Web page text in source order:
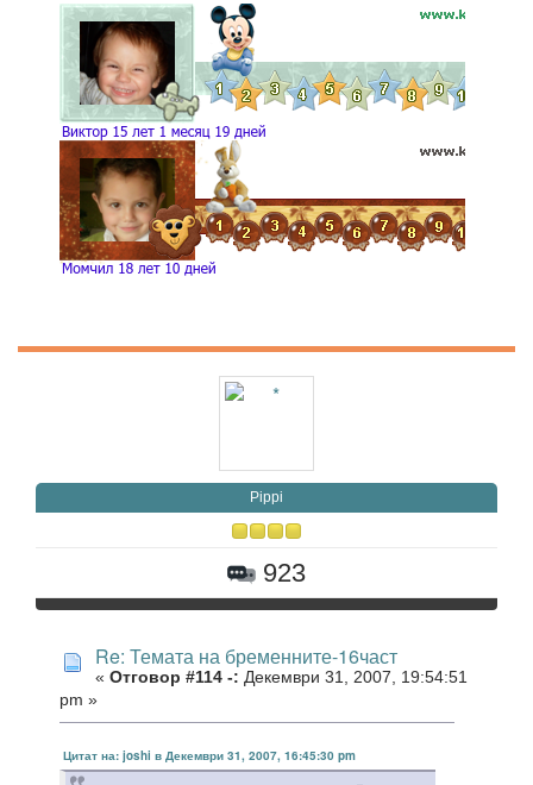
Pippi
923
Re: Темата на бременните-16част
« Отговор #114 -: Декември 31, 2007, 19:54:51
pm »
Цитат на: joshi в Декември 31, 2007, 16:45:30 pm